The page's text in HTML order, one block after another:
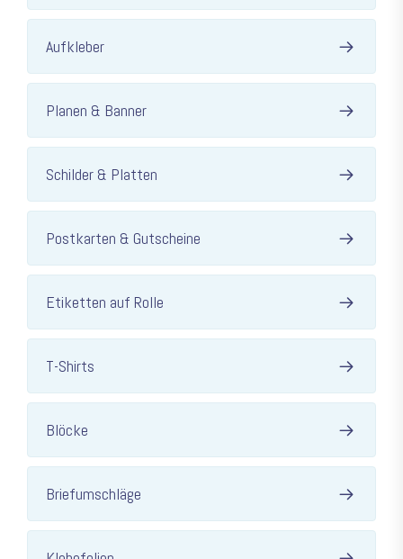
Aufkleber
Planen & Banner
Schilder & Platten
Postkarten & Gutscheine
Etiketten auf Rolle
T-Shirts
Blöcke
Briefumschläge